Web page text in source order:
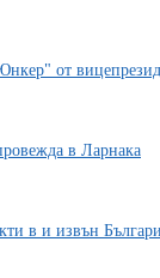
от
в Ларнака
в и извън